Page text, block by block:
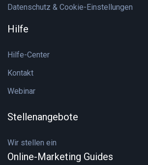
Datenschutz & Cookie-Einstellungen
Hilfe
Hilfe-Center
Kontakt
Webinar
Stellenangebote
Wir stellen ein
Online-Marketing Guides